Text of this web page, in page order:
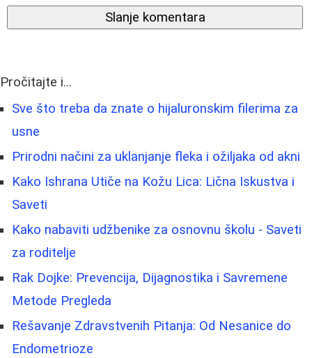
Slanje komentara
Pročitajte i...
Sve što treba da znate o hijaluronskim filerima za
usne
Prirodni načini za uklanjanje fleka i ožiljaka od akni
Kako Ishrana Utiče na Kožu Lica: Lična Iskustva i
Saveti
Kako nabaviti udžbenike za osnovnu školu - Saveti
za roditelje
Rak Dojke: Prevencija, Dijagnostika i Savremene
Metode Pregleda
Rešavanje Zdravstvenih Pitanja: Od Nesanice do
Endometrioze